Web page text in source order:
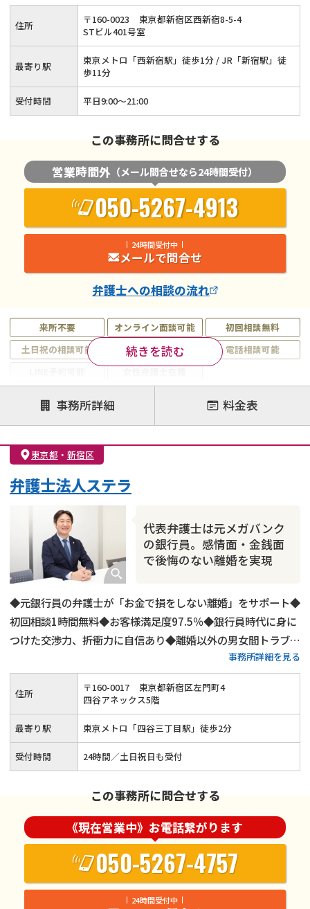
話・WEBでの初回相談は無料◆夜間21時までご相談対応◆ご
相談予約は24時間可◆東京メトロ「西新宿駅」徒歩1分
来所不要 オンライン面談可能
初回相談無料
土日祝の相談可能
19時以降電話可能
電話相談可能
注力案件
離婚前相談
離婚調停
離婚裁判
親権・面会交流権
DV
モラハラ
不貞・不倫慰謝料請求
財産分与
続きを読む
住所 〒160-0023
東京都新宿区西新宿8-5-4
STビル401号室
最寄り駅
東京メトロ「西新宿駅」徒歩1分 / JR「新宿駅」徒
歩11分
受付時間 平日9:00～21:00
この事務所に問合せする
営業時間外 （メール問合せなら24時間受付）
050-5267-4913
24時間受付中
メールで問合せ
弁護士への相談の流れ
事務所詳細 料金表
東京都 ・ 新宿区
代表弁護士は元メガバンク
の銀行員。感情面・金銭面
で後悔のない離婚を実現
弁護士法人ステラ
◆元銀行員の弁護士が「お金で損をしない離婚」をサポート◆
初回相談1時間無料◆お客様満足度97.5％◆銀行員時代に身に
つけた交渉力、折衝力に自信あり◆離婚以外の男女間トラブル
にも対応◆東京メトロ丸の内線四谷三丁目駅より徒歩2分の好
立地
事務所詳細を見る
住所 〒160-0017
東京都新宿区左門町4
四谷アネックス5階
最寄り駅 東京メトロ「四谷三丁目駅」徒歩2分
受付時間 24時間／土日祝日も受付
この事務所に問合せする
《現在営業中》お電話繋がります
050-5267-4757
24時間受付中